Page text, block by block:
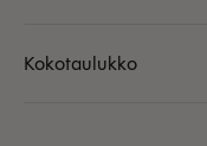
Kokotaulukko